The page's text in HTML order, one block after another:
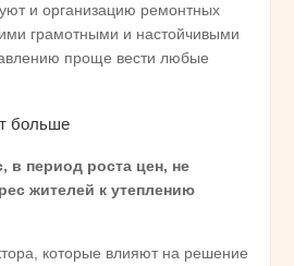
и организацию ремонтных
грамотными и настойчивыми
проще вести любые
больше
в период роста цен, не
жителей к утеплению
которые влияют на решение